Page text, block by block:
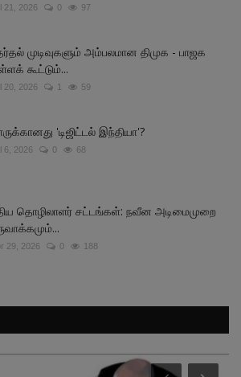
21, 2026 0 97
முடிவுகளும் அம்பலமான திமுக - பாஜக
கூட்டும்...
20, 2026 1 59
'டிஜிட்டல் இந்தியா'?
6, 2026 0 68
தொழிலாளர் சட்டங்கள்: நவீன அடிமைமுறை
29, 2026 0 188